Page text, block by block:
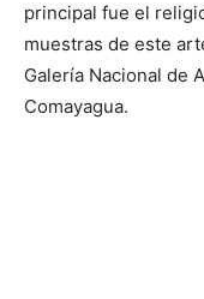
principal fue el
muestras de este
Galería Nacional de
Comayagua.